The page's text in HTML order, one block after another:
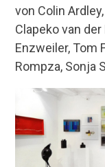
von Colin
Clapeko van
Enzweiler, Tom
Rompza, Sonja